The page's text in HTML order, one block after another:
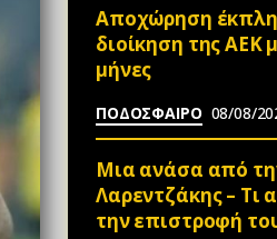
Αποχώρηση
διοίκηση της ΑΕΚ
μήνες
ΠΟΔΟΣΦΑΙΡΟ 08/08/
Μια ανάσα από
Λαρεντζάκης – Τι
την επιστροφή